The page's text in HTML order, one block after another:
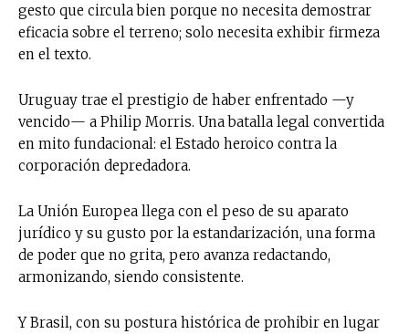
gesto que circula bien porque no necesita demostrar
eficacia sobre el terreno; solo necesita exhibir firmeza
en el texto.
Uruguay trae el prestigio de haber enfrentado —y
vencido— a Philip Morris. Una batalla legal convertida
en mito fundacional: el Estado heroico contra la
corporación depredadora.
La Unión Europea llega con el peso de su aparato
jurídico y su gusto por la estandarización, una forma
de poder que no grita, pero avanza redactando,
armonizando, siendo consistente.
Y Brasil, con su postura histórica de prohibir en lugar